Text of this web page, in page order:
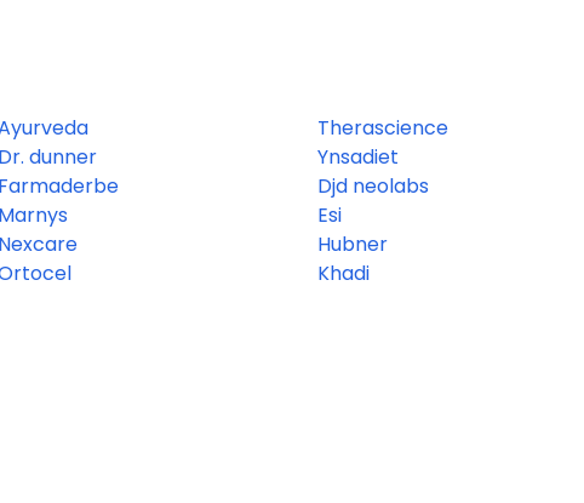
Dr. dunner
Farmaderbe
Marnys
Nexcare
Therascience
Ynsadiet
Djd neolabs
Esi
Hubner
Khadi